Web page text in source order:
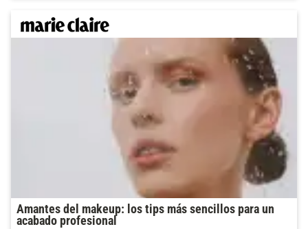
Amantes del makeup: los tips más sencillos para un
acabado profesional